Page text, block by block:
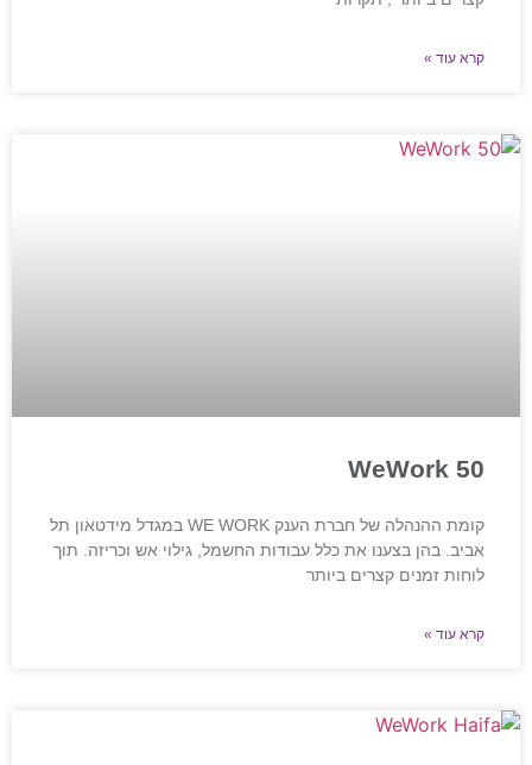
קרא עוד »
WeWork 50
קומת ההנהלה של חברת הענק WE WORK במגדל מידטאון תל
אביב. בהן בצענו את כלל עבודות החשמל, גילוי אש וכריזה. תוך
לוחות זמנים קצרים ביותר
קרא עוד »